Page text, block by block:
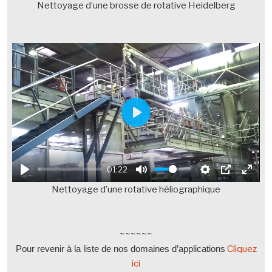
Nettoyage d’une brosse de rotative Heidelberg
01:22
P
l
a
y
Nettoyage d’une rotative héliographique
~~~~~~
Pour revenir à la liste de nos domaines d’applications Cliquez
ici